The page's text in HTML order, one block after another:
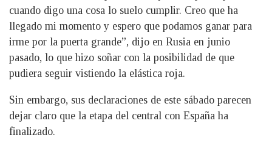
cuando digo una cosa lo suelo cumplir. Creo que ha
llegado mi momento y espero que podamos ganar para
irme por la puerta grande”, dijo en Rusia en junio
pasado, lo que hizo soñar con la posibilidad de que
pudiera seguir vistiendo la elástica roja.
Sin embargo, sus declaraciones de este sábado parecen
dejar claro que la etapa del central con España ha
finalizado.